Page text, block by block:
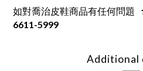
如對喬治皮鞋商品有任何問題
6611-5999
Additional